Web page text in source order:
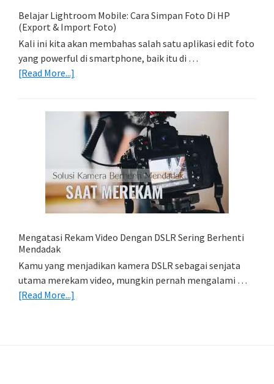
Belajar Lightroom Mobile: Cara Simpan Foto Di HP
(Export & Import Foto)
Kali ini kita akan membahas salah satu aplikasi edit foto
yang powerful di smartphone, baik itu di …
[Read More...]
Mobile:
Cara
Simpan
Foto
Di
HP
(Export
Import
Mengatasi Rekam Video Dengan DSLR Sering Berhenti
Mendadak
Kamu yang menjadikan kamera DSLR sebagai senjata
utama merekam video, mungkin pernah mengalami …
[Read More...]